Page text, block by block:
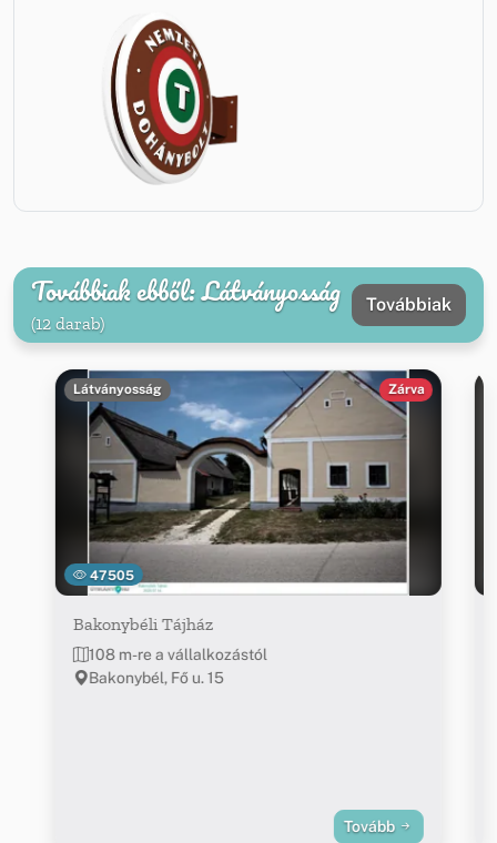
Továbbiak ebből: Látványosság
(12 darab)
Továbbiak
47505
Látványosság Zárva
Bakonybéli Tájház
108 m-re a vállalkozástól
Bakonybél, Fő u. 15
Tovább